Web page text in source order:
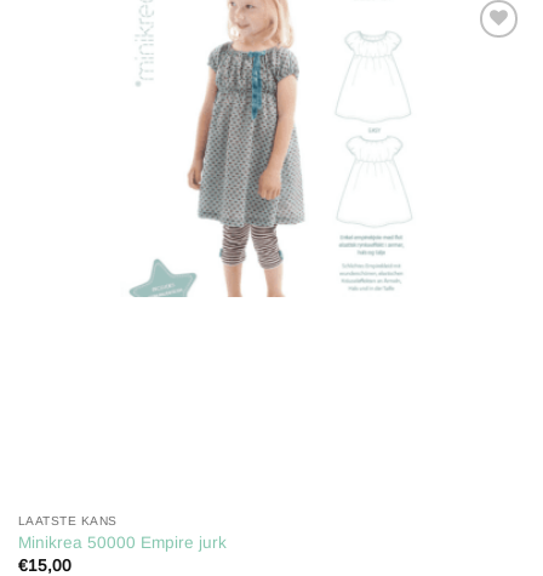
LAATSTE KANS
Minikrea 50000 Empire jurk
€15,00